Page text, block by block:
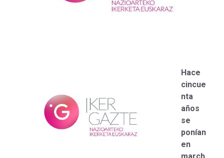
Hace
cincue
nta
años
se
ponían
en